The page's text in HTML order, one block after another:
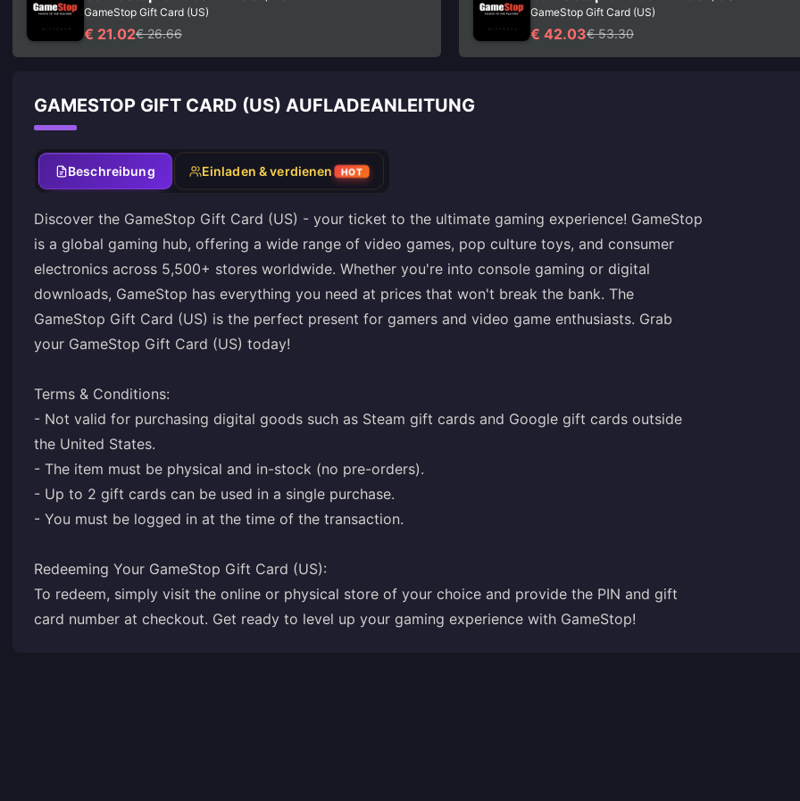
GameStop Gift Card (US)
€ 21.02€ 26.66
GameStop Gift Card (US)
€ 42.03€ 53.30
GAMESTOP GIFT CARD (US) AUFLADEANLEITUNG
Beschreibung Einladen & verdienen HOT
Discover the GameStop Gift Card (US) - your ticket to the ultimate gaming experience! GameStop
is a global gaming hub, offering a wide range of video games, pop culture toys, and consumer
electronics across 5,500+ stores worldwide. Whether you're into console gaming or digital
downloads, GameStop has everything you need at prices that won't break the bank. The
GameStop Gift Card (US) is the perfect present for gamers and video game enthusiasts. Grab
your GameStop Gift Card (US) today!
Terms & Conditions:
- Not valid for purchasing digital goods such as Steam gift cards and Google gift cards outside
the United States.
- The item must be physical and in-stock (no pre-orders).
- Up to 2 gift cards can be used in a single purchase.
- You must be logged in at the time of the transaction.
Redeeming Your GameStop Gift Card (US):
To redeem, simply visit the online or physical store of your choice and provide the PIN and gift
card number at checkout. Get ready to level up your gaming experience with GameStop!